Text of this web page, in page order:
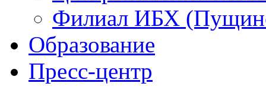
Филиал ИБХ
Образование
Пресс-центр